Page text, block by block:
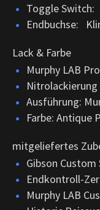
Toggle Switch:
Endbuchse:
Lack & Farbe
Murphy LAB
Nitrolackierung
Ausführung:
Farbe: Antique
mitgeliefertes
Gibson
Endkontroll-
Murphy LAB